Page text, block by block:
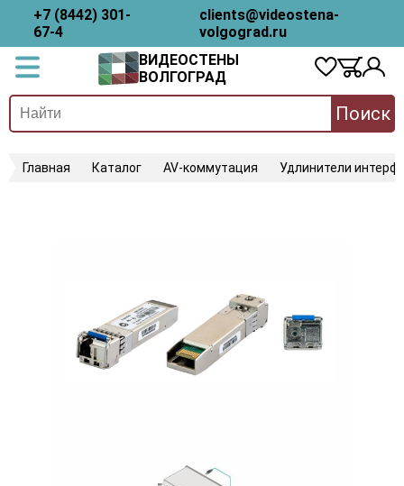
+7 (8442) 301-
67-4
clients@videostena-
volgograd.ru
ВИДЕОСТЕНЫ
ВОЛГОГРАД
Поиск
Главная Каталог AV-коммутация Удлинители